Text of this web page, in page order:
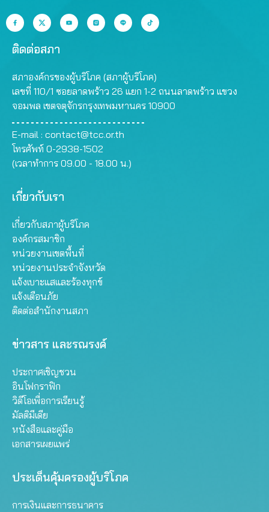
ติดต่อสภา
สภาองค์กรของผู้บริโภค (สภาผู้บริโภค)
เลขที่ 110/1 ซอยลาดพร้าว 26 แยก 1-2 ถนนลาดพร้าว แขวง
จอมพล เขตจตุจักรกรุงเทพมหานคร 10900
E-mail : contact@tcc.or.th
โทรศัพท์ 0-2938-1502
(เวลาทำการ 09.00 - 18.00 น.)
เกี่ยวกับเรา
เกี่ยวกับสภาผู้บริโภค
องค์กรสมาชิก
หน่วยงานเขตพื้นที่
หน่วยงานประจำจังหวัด
แจ้งเบาะแสและร้องทุกข์
แจ้งเตือนภัย
ติดต่อสำนักงานสภา
ข่าวสาร และรณรงค์
ประกาศเชิญชวน
อินโฟกราฟิก
วิดีโอเพื่อการเรียนรู้
มัลติมีเดีย
หนังสือและคู่มือ
เอกสารเผยแพร่
ประเด็นคุ้มครองผู้บริโภค
การเงินและการธนาคาร